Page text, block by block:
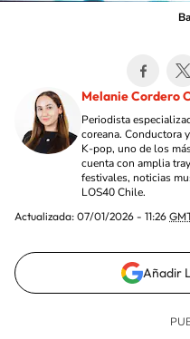
Melanie Cordero
Periodista
coreana. Conductora
K-pop, uno de los
cuenta con amplia
festivales, noticias
LOS40 Chile.
Actualizada: 07/01/2026 - 11:26
Añadir